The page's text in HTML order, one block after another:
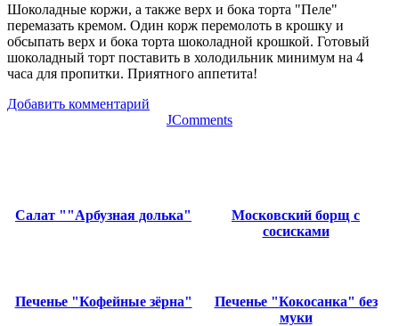
Шоколадные коржи, а также верх и бока торта "Пеле"
перемазать кремом. Один корж перемолоть в крошку и
обсыпать верх и бока торта шоколадной крошкой. Готовый
шоколадный торт поставить в холодильник минимум на 4
часа для пропитки. Приятного аппетита!
Добавить комментарий
JComments
Салат ""Арбузная долька"
Московский борщ с
сосисками
Печенье "Кофейные зёрна"
Печенье "Кокосанка" без
муки